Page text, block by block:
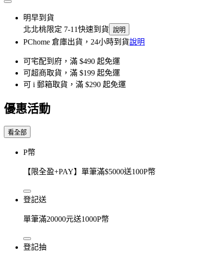
明早到貨
北北桃限定 7-11快速到貨 說明
PChome 倉庫出貨，24小時到貨說明
可宅配到府，滿 $490 起免運
可超商取貨，滿 $199 起免運
可 i 郵箱取貨，滿 $290 起免運
優惠活動
看全部
P幣
【限全盈+PAY】單筆滿$5000送100P幣
登記送
單筆滿20000元送1000P幣
登記抽